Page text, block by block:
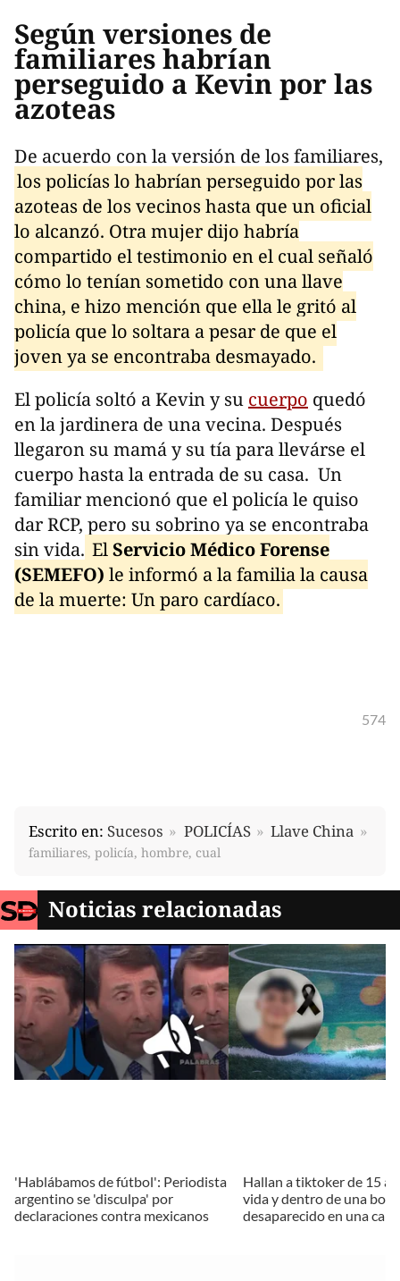
Según versiones de
familiares habrían
perseguido a Kevin por las
azoteas
De acuerdo con la versión de los familiares,
los policías lo habrían perseguido por las
azoteas de los vecinos hasta que un oficial
lo alcanzó. Otra mujer dijo habría
compartido el testimonio en el cual señaló
cómo lo tenían sometido con una llave
china, e hizo mención que ella le gritó al
policía que lo soltara a pesar de que el
joven ya se encontraba desmayado.
El policía soltó a Kevin y su cuerpo quedó
en la jardinera de una vecina. Después
llegaron su mamá y su tía para llevárse el
cuerpo hasta la entrada de su casa. Un
familiar mencionó que el policía le quiso
dar RCP, pero su sobrino ya se encontraba
sin vida. ElServicio Médico Forense
(SEMEFO) le informó a la familia la causa
de la muerte: Un paro cardíaco.
574
Escrito en: Sucesos POLICÍAS Llave China
familiares, policía, hombre, cual
Noticias relacionadas
'Hablábamos de fútbol': Periodista
argentino se 'disculpa' por
declaraciones contra mexicanos
Hallan a tiktoker de 15
vida y dentro de una
desaparecido en una